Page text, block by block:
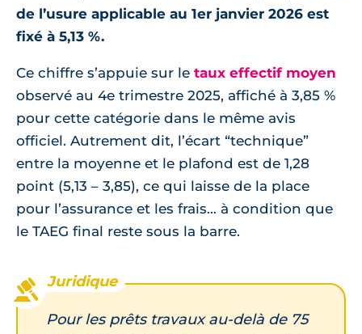
de l’usure applicable au 1er janvier 2026 est
fixé à 5,13 %.
Ce chiffre s’appuie sur le taux effectif moyen
observé au 4e trimestre 2025, affiché à 3,85 %
pour cette catégorie dans le même avis
officiel. Autrement dit, l’écart “technique”
entre la moyenne et le plafond est de 1,28
point (5,13 – 3,85), ce qui laisse de la place
pour l’assurance et les frais… à condition que
le TAEG final reste sous la barre.
Pour les prêts travaux au-delà de 75